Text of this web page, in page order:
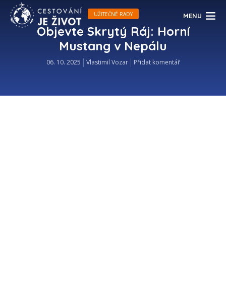
MENU
UŽITEČNÉ RADY
Objevte Skrytý Ráj: Horní
Mustang v Nepálu
06. 10. 2025 Vlastimil Vozar Přidat komentář